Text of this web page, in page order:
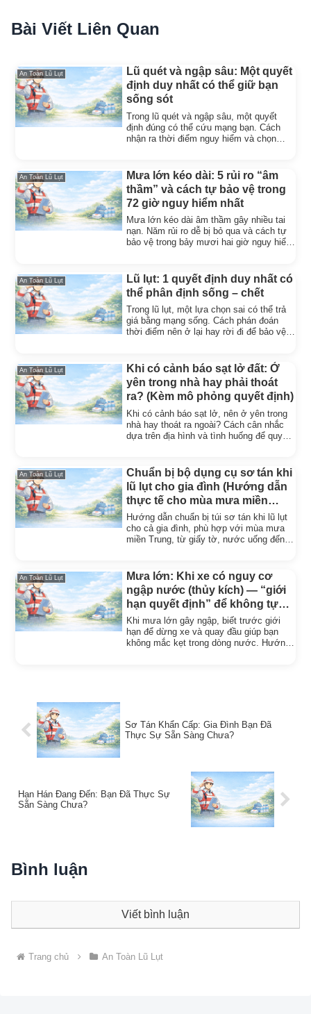
Bài Viết Liên Quan
An Toàn Lũ Lụt
Lũ quét và ngập sâu: Một quyết
định duy nhất có thể giữ bạn
sống sót
Trong lũ quét và ngập sâu, một quyết
định đúng có thể cứu mạng bạn. Cách
nhận ra thời điểm nguy hiểm và chọn
An Toàn Lũ Lụt
Mưa lớn kéo dài: 5 rủi ro “âm
thầm” và cách tự bảo vệ trong
72 giờ nguy hiểm nhất
Mưa lớn kéo dài âm thầm gây nhiều tai
nạn. Năm rủi ro dễ bị bỏ qua và cách tự
bảo vệ trong bảy mươi hai giờ nguy hiểm
An Toàn Lũ Lụt
Lũ lụt: 1 quyết định duy nhất có
thể phân định sống – chết
Trong lũ lụt, một lựa chọn sai có thể trả
giá bằng mạng sống. Cách phán đoán
thời điểm nên ở lại hay rời đi để bảo vệ
An Toàn Lũ Lụt
Khi có cảnh báo sạt lở đất: Ở
yên trong nhà hay phải thoát
ra? (Kèm mô phỏng quyết định)
Khi có cảnh báo sạt lở, nên ở yên trong
nhà hay thoát ra ngoài? Cách cân nhắc
dựa trên địa hình và tình huống để quyết
An Toàn Lũ Lụt
Chuẩn bị bộ dụng cụ sơ tán khi
lũ lụt cho gia đình (Hướng dẫn
thực tế cho mùa mưa miền
Trung)
Hướng dẫn chuẩn bị túi sơ tán khi lũ lụt
cho cả gia đình, phù hợp với mùa mưa
miền Trung, từ giấy tờ, nước uống đến
An Toàn Lũ Lụt
Mưa lớn: Khi xe có nguy cơ
ngập nước (thủy kích) — “giới
hạn quyết định” để không tự
mắc kẹt
Khi mưa lớn gây ngập, biết trước giới
hạn để dừng xe và quay đầu giúp bạn
không mắc kẹt trong dòng nước. Hướng
Sơ Tán Khẩn Cấp: Gia Đình Bạn Đã
Thực Sự Sẵn Sàng Chưa?
Hạn Hán Đang Đến: Bạn Đã Thực Sự
Sẵn Sàng Chưa?
Bình luận
Viết bình luận
Trang chủ An Toàn Lũ Lụt